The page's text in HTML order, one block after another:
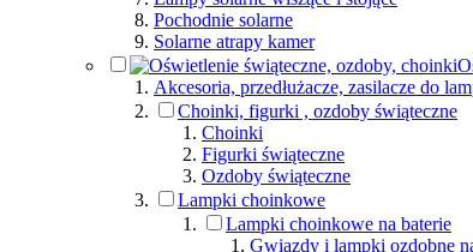
Pochodnie solarne
Solarne atrapy kamer
Akcesoria, przedłużacze, zasilacze do
Choinki, figurki , ozdoby świąteczne
Choinki
Figurki świąteczne
Ozdoby świąteczne
Lampki choinkowe
Lampki choinkowe na baterie
Gwiazdy i lampki ozdobne